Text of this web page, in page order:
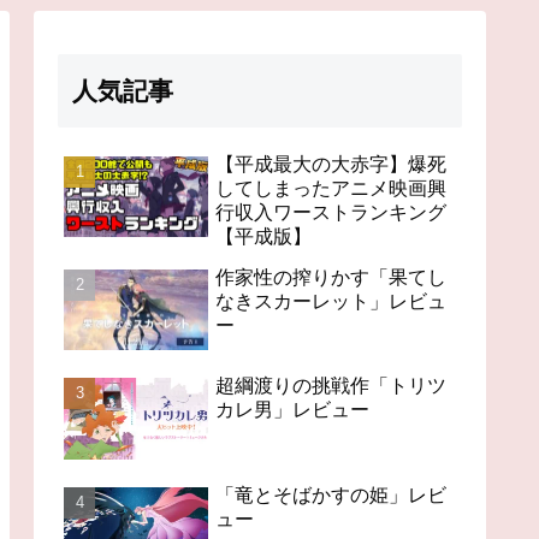
人気記事
【平成最大の大赤字】爆死
してしまったアニメ映画興
行収入ワーストランキング
【平成版】
作家性の搾りかす「果てし
なきスカーレット」レビュ
ー
超綱渡りの挑戦作「トリツ
カレ男」レビュー
「竜とそばかすの姫」レビ
ュー